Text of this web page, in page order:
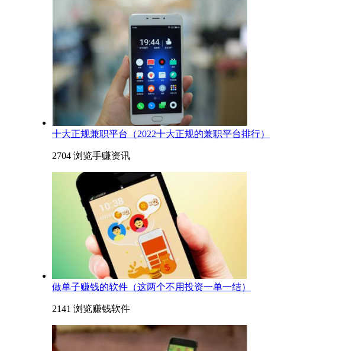
十大正规兼职平台（2022十大正规的兼职平台排行）
2704 浏览手赚资讯
​做单子赚钱的软件（这两个不用投资一单一结）
2141 浏览赚钱软件